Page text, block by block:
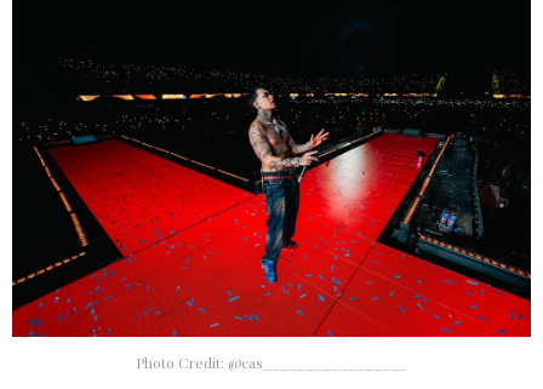
Photo Credit: @cas_________________